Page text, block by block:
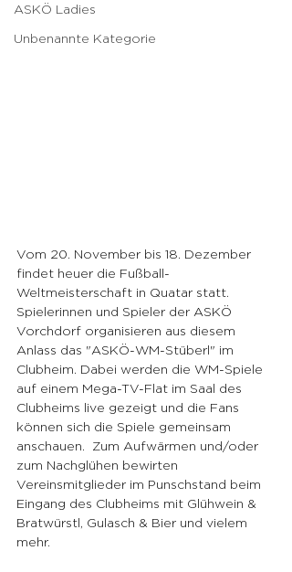
ASKÖ Ladies
Unbenannte Kategorie
Vom 20. November bis 18. Dezember
findet heuer die Fußball-
Weltmeisterschaft in Quatar statt.
Spielerinnen und Spieler der ASKÖ
Vorchdorf organisieren aus diesem
Anlass das "ASKÖ-WM-Stüberl" im
Clubheim. Dabei werden die WM-Spiele
auf einem Mega-TV-Flat im Saal des
Clubheims live gezeigt und die Fans
können sich die Spiele gemeinsam
anschauen.  Zum Aufwärmen und/oder
zum Nachglühen bewirten
Vereinsmitglieder im Punschstand beim
Eingang des Clubheims mit Glühwein &
Bratwürstl, Gulasch & Bier und vielem
mehr.